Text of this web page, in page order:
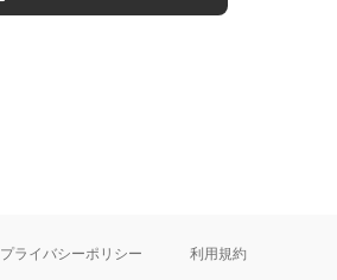
プライバシーポリシー 利用規約